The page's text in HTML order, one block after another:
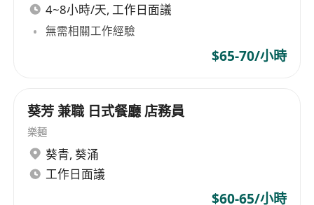
4~8小時/天, 工作日面議
無需相關工作經驗
$65-70/小時
葵芳 兼職 日式餐廳 店務員
樂麵
葵青, 葵涌
工作日面議
$60-65/小時